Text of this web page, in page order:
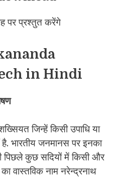
पर प्रश्तुत करेंगे
in Hindi
जिन्हें किसी उपाधि या
भारतीय जनमानस पर इनका
पिछले कुछ सदियों में किसी और
का वास्तविक नाम नरेन्द्रनाथ